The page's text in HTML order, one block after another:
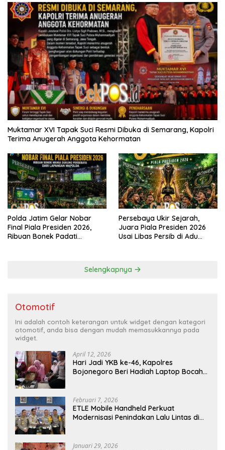
Muktamar XVI Tapak Suci Resmi Dibuka di Semarang, Kapolri
Terima Anugerah Anggota Kehormatan
Polda Jatim Gelar Nobar
Final Piala Presiden 2026,
Ribuan Bonek Padati
Persebaya Ukir Sejarah,
Juara Piala Presiden 2026
Usai Libas Persib di Adu
Selengkapnya
Otomotif
Ini adalah contoh keterangan untuk widget dengan kategori
otomotif, anda bisa dengan mudah memasukkannya pada
widget.
April 12, 2026
Hari Jadi YKB ke-46, Kapolres
Bojonegoro Beri Hadiah Laptop Bocah
Februari 7, 2026
ETLE Mobile Handheld Perkuat
Modernisasi Penindakan Lalu Lintas di
Januari 29, 2026